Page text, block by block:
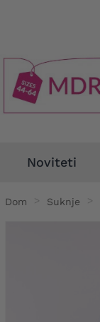
Noviteti
Dom Suknje